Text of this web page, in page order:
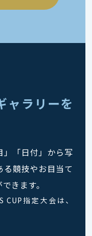
ャラリーを
」「日付」から写
競技やお目当て
きます。
CUP指定大会は、